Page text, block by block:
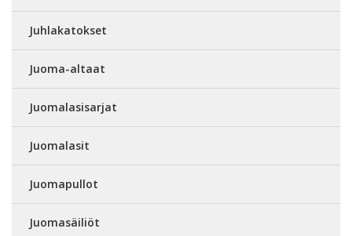
Juhlakatokset
Juoma-altaat
Juomalasisarjat
Juomalasit
Juomapullot
Juomasäiliöt